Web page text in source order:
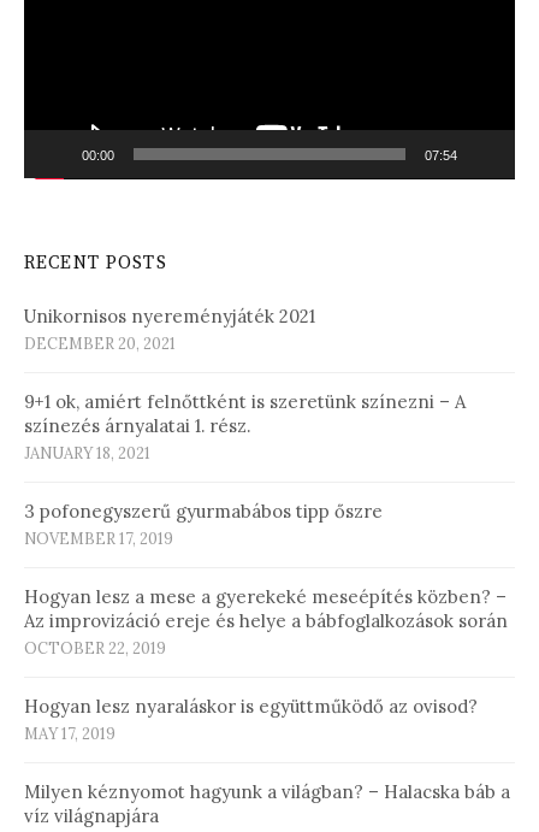
00:00 07:54
RECENT POSTS
Unikornisos nyereményjáték 2021
DECEMBER 20, 2021
9+1 ok, amiért felnőttként is szeretünk színezni – A
színezés árnyalatai 1. rész.
JANUARY 18, 2021
3 pofonegyszerű gyurmabábos tipp őszre
NOVEMBER 17, 2019
Hogyan lesz a mese a gyerekeké meseépítés közben? –
Az improvizáció ereje és helye a bábfoglalkozások során
OCTOBER 22, 2019
Hogyan lesz nyaraláskor is együttműködő az ovisod?
MAY 17, 2019
Milyen kéznyomot hagyunk a világban? – Halacska báb a
víz világnapjára